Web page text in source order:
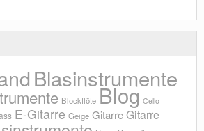
Blasinstrumente
Blockflöte Blog Cello
E-Gitarre Geige GitarreGitarre